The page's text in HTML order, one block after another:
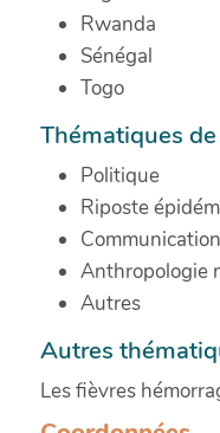
Rwanda
Sénégal
Togo
Thématiques
Politique
Riposte
Communication
Anthropologie
Autres
Autres
Les fièvres